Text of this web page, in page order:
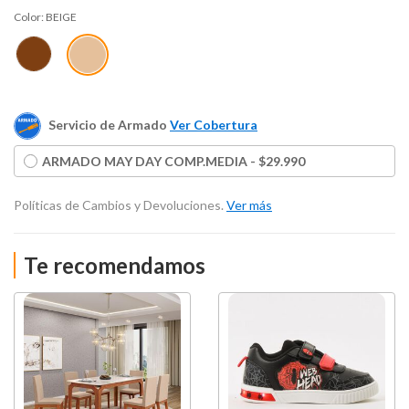
Color: BEIGE
Servicio de Armado Ver Cobertura
ARMADO MAY DAY COMP.MEDIA - $29.990
Políticas de Cambios y Devoluciones. Ver más
Te recomendamos